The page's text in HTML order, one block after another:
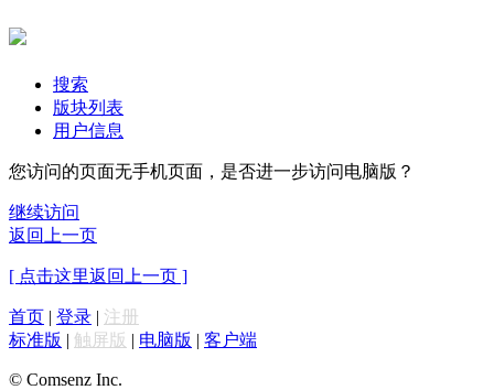
搜索
版块列表
用户信息
您访问的页面无手机页面，是否进一步访问电脑版？
继续访问
返回上一页
[ 点击这里返回上一页 ]
首页 | 登录 | 注册
标准版 | 触屏版 | 电脑版 | 客户端
© Comsenz Inc.